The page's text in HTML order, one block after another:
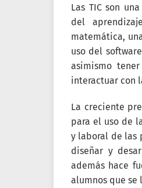
Las TIC son
del
matemática,
uso del
asimismo
interactuar con
La creciente
para el uso de
y laboral de las
diseñar y
además hace
alumnos que se